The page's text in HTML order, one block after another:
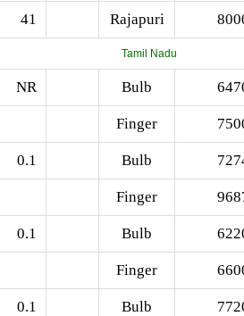
41 Rajapuri
Tamil Nadu
NR Bulb
Finger
0.1 Bulb
Finger
0.1 Bulb
Finger
0.1 Bulb